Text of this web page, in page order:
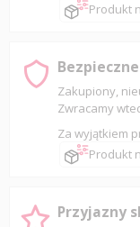
Produkt
Zakupiony,
Zwracamy
Za wyjątkiem
Produkt
Przyjazny